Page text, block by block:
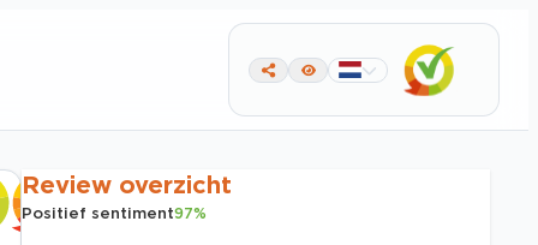
Review overzicht
Positief sentiment97%